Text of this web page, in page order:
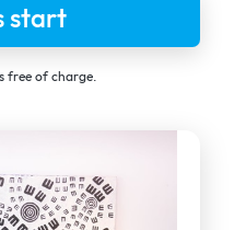
start
free of charge.